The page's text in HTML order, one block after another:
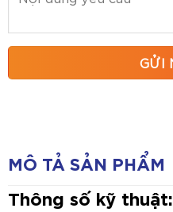
MÔ TẢ SẢN PHẨM
Thông số kỹ thuật: